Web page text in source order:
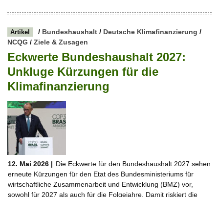
Artikel / Bundeshaushalt/ Deutsche Klimafinanzierung /
NCQG / Ziele & Zusagen
Eckwerte Bundeshaushalt 2027:
Unkluge Kürzungen für die
Klimafinanzierung
12. Mai 2026 | Die Eckwerte für den Bundeshaushalt 2027 sehen
erneute Kürzungen für den Etat des Bundesministeriums für
wirtschaftliche Zusammenarbeit und Entwicklung (BMZ) vor,
sowohl für 2027 als auch für die Folgejahre. Damit riskiert die